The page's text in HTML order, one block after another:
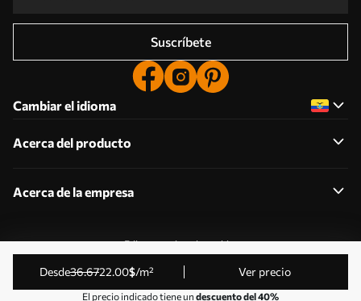
desde36.6722.00$/m² Ver precio
El precio indicado tiene un descuento del 40%
Suscríbete
Cambiar el idioma
Acerca del producto
Acerca de la empresa
Editar permisos de cookies
© 2011-2026 Uwalls . Todos los derechos reservados.
Gestionado por KLW Sp. z o.o. CIF: PL9223057591.